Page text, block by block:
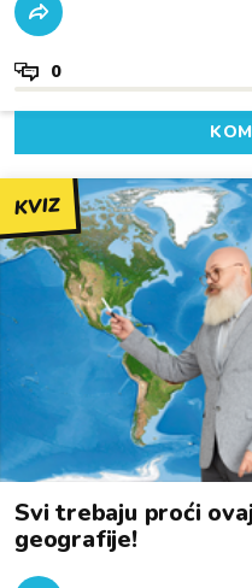
0
KVIZ
Svi trebaju proći
geografije!